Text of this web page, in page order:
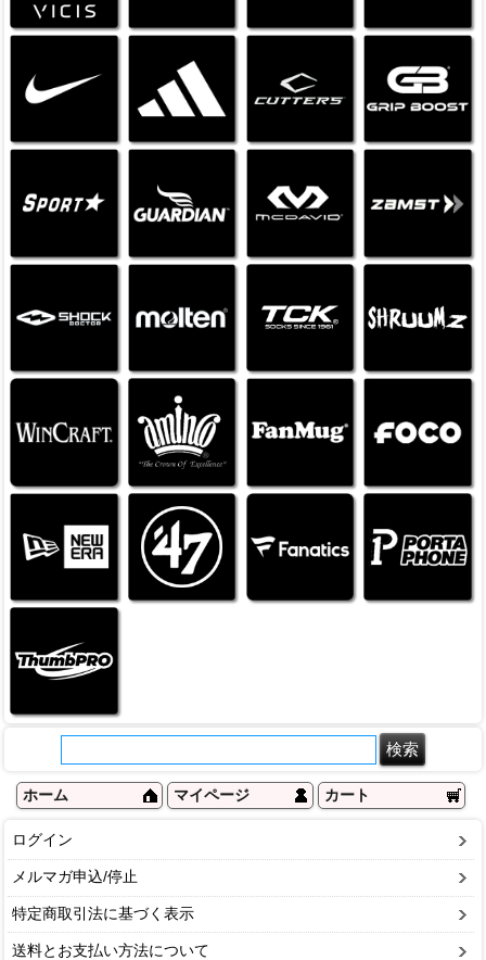
ホーム マイページ カート
ログイン
メルマガ申込/停止
特定商取引法に基づく表示
送料とお支払い方法について